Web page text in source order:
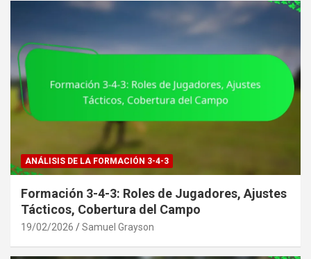
ANÁLISIS DE LA FORMACIÓN 3-4-3
Formación 3-4-3: Roles de Jugadores, Ajustes
Tácticos, Cobertura del Campo
19/02/2026 Samuel Grayson